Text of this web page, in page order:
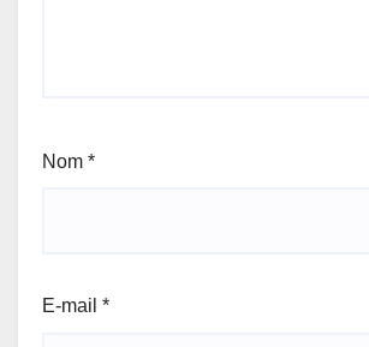
Nom *
E-mail *